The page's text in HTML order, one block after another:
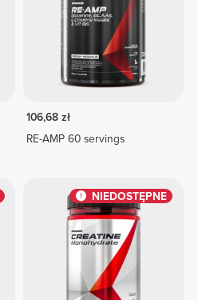
106,68 zł
RE-AMP 60 servings
NIEDOSTĘPNE